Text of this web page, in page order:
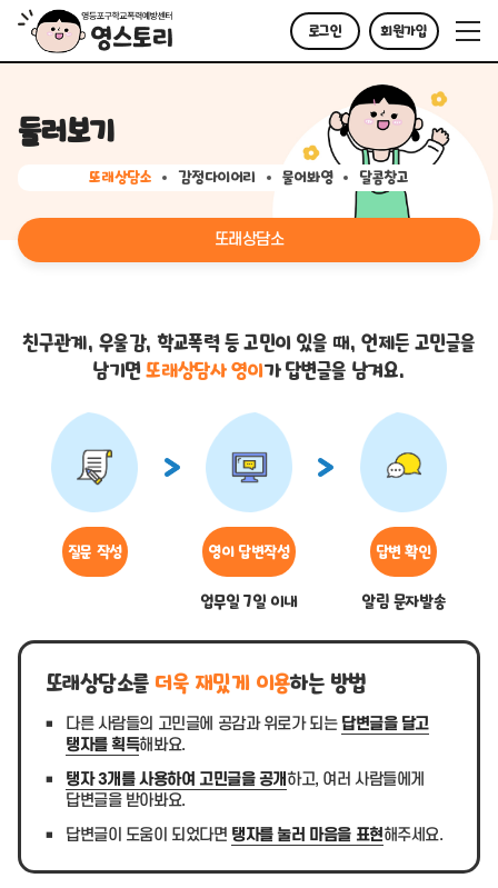
로그인 회원가입
둘러보기
또래상담소 감정다이어리 물어봐영 달콤창고
또래상담소
친구관계, 우울감, 학교폭력 등 고민이 있을 때,언제든 고민글을
남기면또래상담사 영이가 답변글을 남겨요.
질문 작성 영이 답변작성
업무일 7일 이내
답변 확인
알림 문자발송
또래상담소를 더욱 재밌게 이용하는 방법
다른 사람들의 고민글에 공감과 위로가 되는 답변글을 달고
탱자를 획득해봐요.
탱자 3개를 사용하여 고민글을 공개 하고, 여러 사람들에게
답변글을 받아봐요.
답변글이 도움이 되었다면 탱자를 눌러 마음을 표현해주세요.